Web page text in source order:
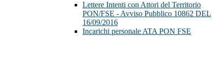
Lettere Intenti con Attori del Territorio
PON/FSE - Avviso Pubblico 10862 DEL
16/09/2016
Incarichi personale ATA PON FSE